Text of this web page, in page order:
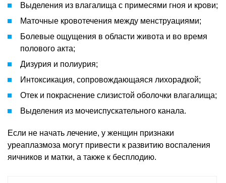
Выделения из влагалища с примесями гноя и крови;
Маточные кровотечения между менструациями;
Болевые ощущения в области живота и во время
полового акта;
Дизурия и полиурия;
Интоксикация, сопровождающаяся лихорадкой;
Отек и покраснение слизистой оболочки влагалища;
Выделения из мочеиспускательного канала.
Если не начать лечение, у женщин признаки
уреаплазмоза могут привести к развитию воспаления
яичников и матки, а также к бесплодию.